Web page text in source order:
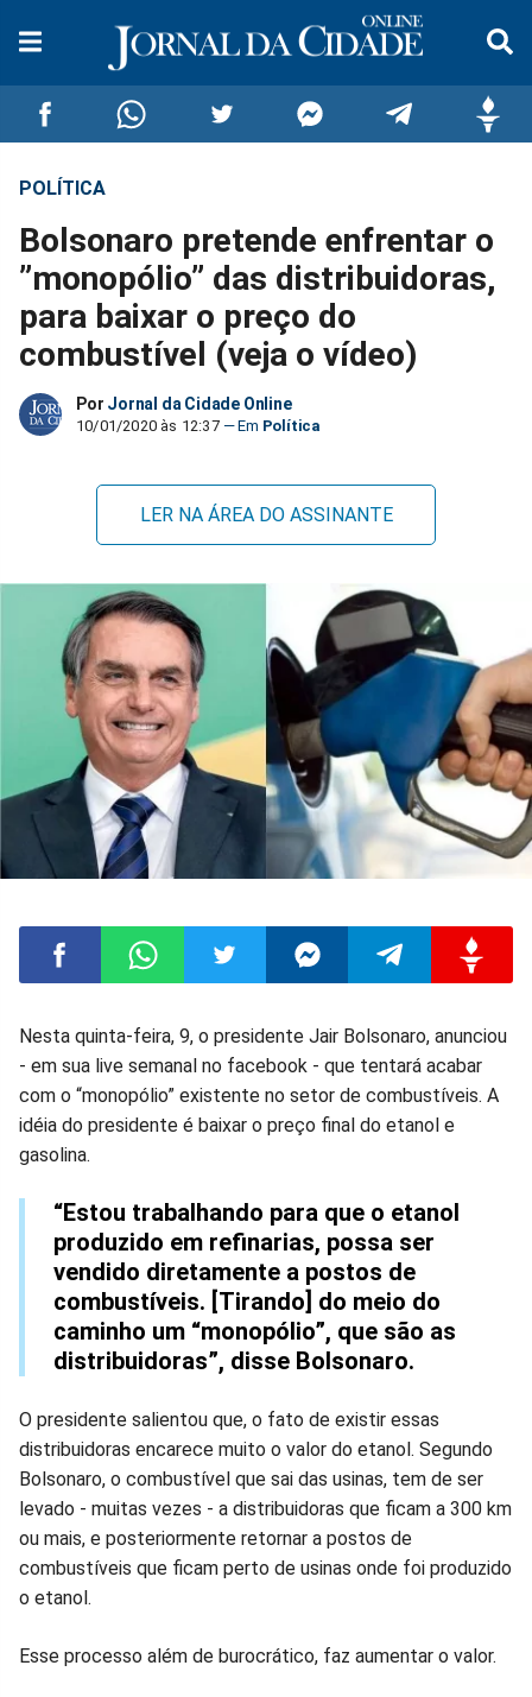
Compartilhar
no
Facebook
Compartilhar
no
Whatsapp
no
Twitter
no
Messenger
no
Telegram
no
POLÍTICA
Bolsonaro pretende enfrentar o
”monopólio” das distribuidoras,
para baixar o preço do
combustível (veja o vídeo)
Por Jornal da Cidade Online
10/01/2020 às 12:37 Política
LER NA ÁREA DO ASSINANTE
Compartilhar
no
Facebook
Compartilhar
no
Compartilhar
no
Compartilhar
no
Compartilhar
no
no
Nesta quinta-feira, 9, o presidente Jair Bolsonaro, anunciou
- em sua live semanal no facebook - que tentará acabar
com o “monopólio” existente no setor de combustíveis. A
idéia do presidente é baixar o preço final do etanol e
gasolina.
“Estou trabalhando para que o etanol
produzido em refinarias, possa ser
vendido diretamente a postos de
combustíveis. [Tirando] do meio do
caminho um “monopólio”, que são as
distribuidoras”, disse Bolsonaro.
O presidente salientou que, o fato de existir essas
distribuidoras encarece muito o valor do etanol. Segundo
Bolsonaro, o combustível que sai das usinas, tem de ser
levado - muitas vezes - a distribuidoras que ficam a 300 km
ou mais, e posteriormente retornar a postos de
combustíveis que ficam perto de usinas onde foi produzido
o etanol.
Esse processo além de burocrático, faz aumentar o valor.